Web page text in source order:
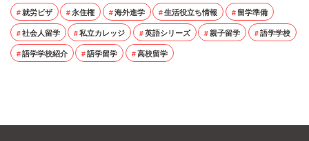
就労ビザ
永住権 海外進学 生活役立ち情報
留学準備
社会人留学
私立カレッジ 英語シリーズ 親子留学
語学学校
語学学校紹介
語学留学 高校留学